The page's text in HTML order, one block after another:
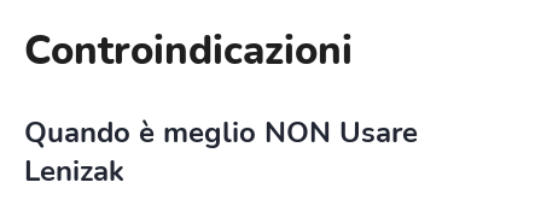
Controindicazioni
Quando è meglio NON Usare
Lenizak